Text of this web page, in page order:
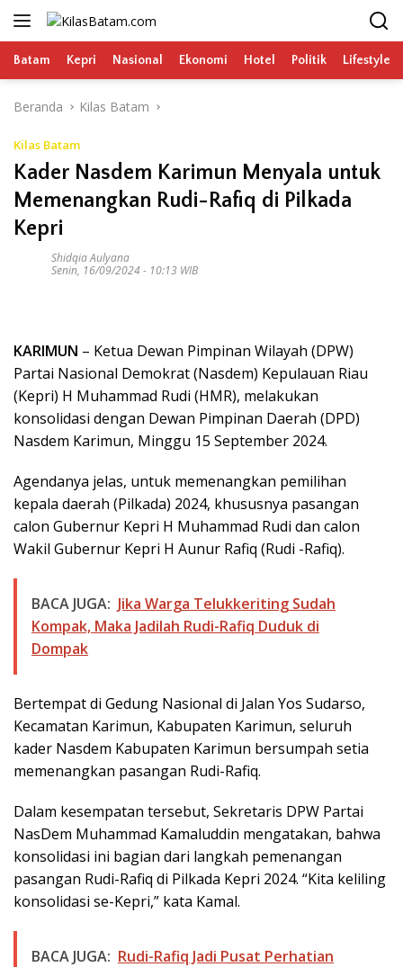
Langsung
Batam Kepri Nasional Ekonomi Hotel Politik Lifestyle
Beranda Kilas Batam
Kilas Batam
Kader Nasdem Karimun Menyala untuk
Memenangkan Rudi-Rafiq di Pilkada
Kepri
Shidqia Aulyana
Senin, 16/09/2024 - 10:13 WIB
KARIMUN – Ketua Dewan Pimpinan Wilayah (DPW)
Partai Nasional Demokrat (Nasdem) Kepulauan Riau
(Kepri) H Muhammad Rudi (HMR), melakukan
konsolidasi dengan Dewan Pimpinan Daerah (DPD)
Nasdem Karimun, Minggu 15 September 2024.
Agendanya jelas, untuk memenangkan pemilihan
kepala daerah (Pilkada) 2024, khususnya pasangan
calon Gubernur Kepri H Muhammad Rudi dan calon
Wakil Gubernur Kepri H Aunur Rafiq (Rudi -Rafiq).
BACA JUGA: Jika Warga Telukkeriting Sudah
Kompak, Maka Jadilah Rudi-Rafiq Duduk di
Dompak
Bertempat di Gedung Nasional di Jalan Yos Sudarso,
Kecamatan Karimun, Kabupaten Karimun, seluruh
kader Nasdem Kabupaten Karimun bersumpah setia
memenangkan pasangan Rudi-Rafiq.
Dalam kesempatan tersebut, Sekretaris DPW Partai
NasDem Muhammad Kamaluddin mengatakan, bahwa
konsolidasi ini bagian dari langkah pemenangan
pasangan Rudi-Rafiq di Pilkada Kepri 2024. “Kita keliling
konsolidasi se-Kepri,” kata Kamal.
BACA JUGA: Rudi-Rafiq Jadi Pusat Perhatian